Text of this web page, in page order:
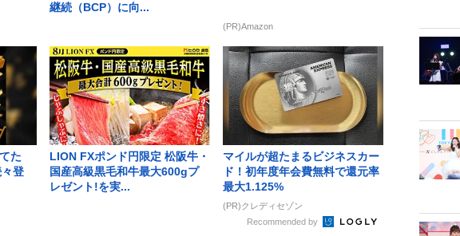
継続（BCP）に向...
(PR)Amazon
た
登
LION FXポンド円限定 松阪牛・
国産高級黒毛和牛最大600gプ
レゼント!を実...
マイルが超たまるビジネスカー
ド！初年度年会費無料で還元率
最大1.125%
(PR)クレディセゾン
Recommended by